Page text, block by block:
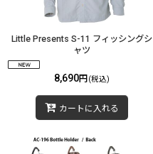
Little Presents S-11 フィッシングシ
ャツ
8,690円 (税込)
カートに入れる